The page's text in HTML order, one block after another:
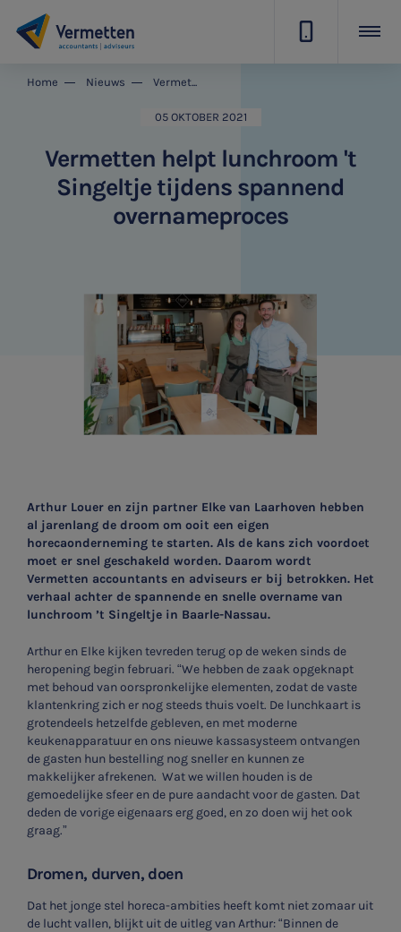
Home Nieuws Vermetten helpt lunchroom 't Singeltje tijdens spannend overnameproces
05 OKTOBER 2021
Vermetten helpt lunchroom 't
Singeltje tijdens spannend
overnameproces
Arthur Louer en zijn partner Elke van Laarhoven hebben
al jarenlang de droom om ooit een eigen
horecaonderneming te starten. Als de kans zich voordoet
moet er snel geschakeld worden. Daarom wordt
Vermetten accountants en adviseurs er bij betrokken. Het
verhaal achter de spannende en snelle overname van
lunchroom ’t Singeltje in Baarle-Nassau.
Arthur en Elke kijken tevreden terug op de weken sinds de
heropening begin februari. “We hebben de zaak opgeknapt
met behoud van oorspronkelijke elementen, zodat de vaste
klantenkring zich er nog steeds thuis voelt. De lunchkaart is
grotendeels hetzelfde gebleven, en met moderne
keukenapparatuur en ons nieuwe kassasysteem ontvangen
de gasten hun bestelling nog sneller en kunnen ze
makkelijker afrekenen. Wat we willen houden is de
gemoedelijke sfeer en de pure aandacht voor de gasten. Dat
deden de vorige eigenaars erg goed, en zo doen wij het ook
graag.”
Dromen, durven, doen
Dat het jonge stel horeca-ambities heeft komt niet zomaar uit
de lucht vallen, blijkt uit de uitleg van Arthur: “Binnen de